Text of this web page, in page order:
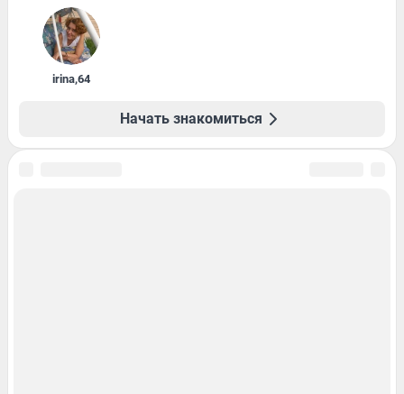
irina,64
Начать знакомиться